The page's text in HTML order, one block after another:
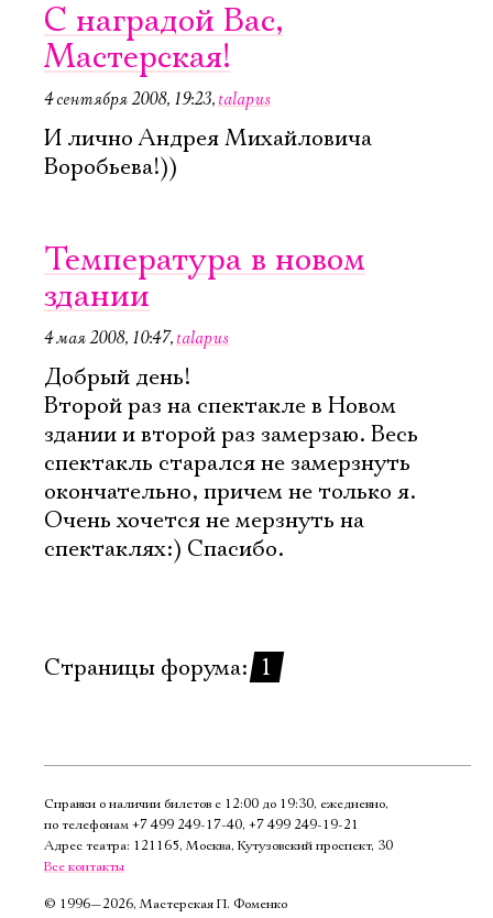
С наградой Вас,
Мастерская!
4 сентября 2008, 19:23, talapus
И лично Андрея Михайловича
Воробьева!))
Температура в новом
здании
4 мая 2008, 10:47, talapus
Добрый день!
Второй раз на спектакле в Новом
здании и второй раз замерзаю. Весь
спектакль старался не замерзнуть
окончательно, причем не только я.
Очень хочется не мерзнуть на
спектаклях:) Спасибо.
Страницы форума: 1
Справки о наличии билетов с 12:00 до 19:30, ежедневно,
по телефонам +7 499 249‑17‑40, +7 499 249‑19‑21
Адрес театра: 121165, Москва, Кутузовский проспект, 30
Все контакты
© 1996—2026, Мастерская П. Фоменко